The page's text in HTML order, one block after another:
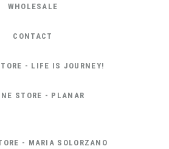
WHOLESALE
CONTACT
- LIFE IS JOURNEY!
STORE - PLANAR
- MARIA SOLORZANO